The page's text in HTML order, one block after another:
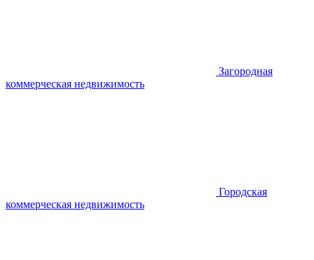
Загородная
коммерческая недвижимость
Городская
коммерческая недвижимость